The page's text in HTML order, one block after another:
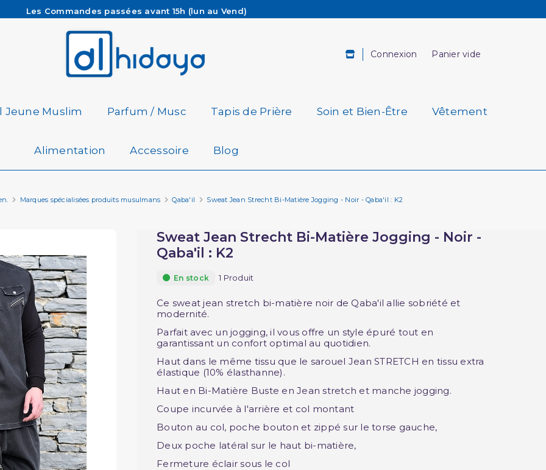
Les Commandes passées avant 15h (lun au Vend)
Besoin d'aide ? Retrouvez notre FAQ
Livraison offerte à partir de 65€ d'achat*
Connexion Panier vide
Jeune Muslim Parfum / Musc Tapis de Prière Soin et Bien-Être Vêtement
Alimentation Accessoire Blog
Marques spécialisées produits musulmans Qaba'il Sweat Jean Strecht Bi-Matière Jogging - Noir - Qaba'il : K2
Sweat Jean Strecht Bi-Matière Jogging - Noir -
Qaba'il : K2
En stock 1 Produit
Ce sweat jean stretch bi-matière noir de Qaba'il allie sobriété et
modernité.
Parfait avec un jogging, il vous offre un style épuré tout en
garantissant un confort optimal au quotidien.
Haut dans le même tissu que le sarouel Jean STRETCH en tissu extra
élastique (10% élasthanne).
Haut en Bi-Matière Buste en Jean stretch et manche jogging.
Coupe incurvée à l'arrière et col montant
Bouton au col, poche bouton et zippé sur le torse gauche,
Deux poche latéral sur le haut bi-matière,
Fermeture éclair sous le col